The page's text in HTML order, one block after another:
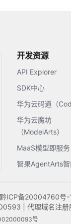
开发资源
API Explorer
SDK中心
华为云码道（
华为云魔坊
（ModelArts）
MaaS模型即服务
智果AgentArts智
黔ICP备20004760号-
| 代理域名注册
号